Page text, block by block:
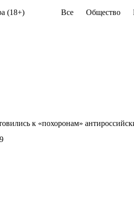
(18+) Все Общество
к «похоронам»